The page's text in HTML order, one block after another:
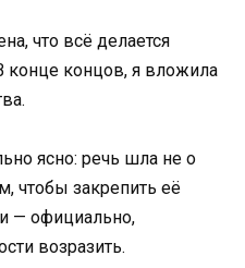
что всё делается
конце концов, я вложила
ясно: речь шла не о
чтобы закрепить её
— официально,
возразить.